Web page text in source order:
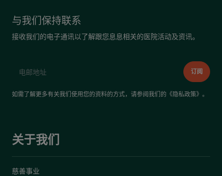
与我们保持联系
接收我们的电子通讯以了解跟您息息相关的医院活动及资讯。
如需了解更多有关我们使用您的资料的方式，请参阅我们的《隐私政策》。
关于我们
慈善事业